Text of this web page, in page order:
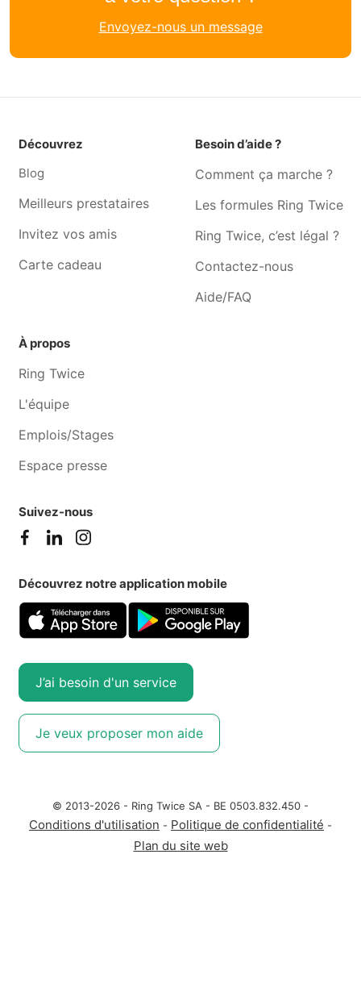
Aide événement Tertre
Aide événement Hautrage
Aide événement Quévy-le-
Aide événement Dour
Aide événement Havre
Aide événement Cambron-
saint-vincent
Aide événement Bernissart
Envoyez-nous un message
Découvrez
Blog
Meilleurs prestataires
Invitez vos amis
Carte cadeau
Besoin d’aide ?
Comment ça marche ?
Les formules Ring Twice
Ring Twice, c’est légal ?
Contactez-nous
Aide/FAQ
À propos
Ring Twice
L'équipe
Emplois/Stages
Espace presse
Suivez-nous
Découvrez notre application mobile
J’ai besoin d'un service
Je veux proposer mon aide
© 2013-2026 - Ring Twice SA - BE 0503.832.450 -
Conditions d'utilisation - Politique de confidentialité -
Plan du site web